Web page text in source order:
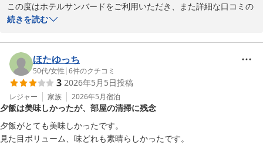
ご夕食につきましては、ボリュームやスタッフの説明にお褒めのお
言葉をいただきありがとうございます。朝食のもつ煮も気に入って
また、フロント付近での警察対応につきまして、不安なお気持ちに
させてしまいましたこと、誠に申し訳ございませんでした。本来で
あれば、他のお客様へご不安を与えないよう十分配慮すべきとこ
ろ、配慮が足りず、ご滞在中に落ち着かない思いをさせてしまいま
したことをお詫び申し上げます。
ゴールデンウィークという特別なご旅行の中で、細かな点までご期
この度はホテルサンバードをご利用いただき、また詳細な口コミの
ご投稿をいただき誠にありがとうございます。
建物や設備の経年につきましてはご不便をおかけする点もあったか
と存じますが、清掃面についてお褒めのお言葉を頂戴し、大変嬉し
く拝見いたしました。
また、貸切風呂につきましては11番をご利用いただき、囲いのある
造りの中でゆっくりお過ごしいただけたご様子、何よりでございま
す。それぞれ趣の異なるお風呂をご用意しておりますので、お楽し
みいただけたのであれば幸いでございます。
続きを読む
ほたゆっち
50代/女性 |6件のクチコミ
3 2026年5月5日投稿
レジャー 家族 2026年5月宿泊
夕飯は美味しかったが、部屋の清掃に残念
夕飯がとても美味しかったです。
見た目ボリューム、味どれも素晴らしかったです。